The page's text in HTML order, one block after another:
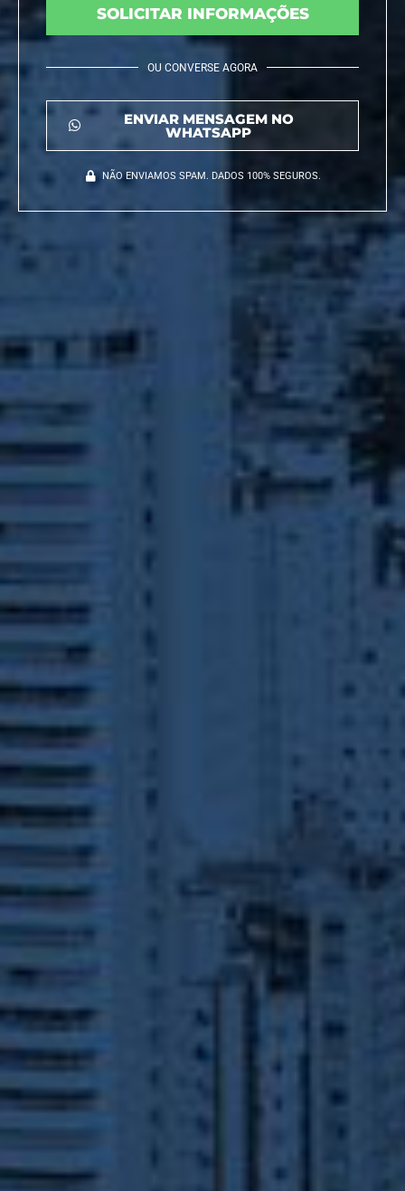
SOLICITAR INFORMAÇÕES
OU CONVERSE AGORA
ENVIAR MENSAGEM NO
WHATSAPP
NÃO ENVIAMOS SPAM. DADOS 100% SEGUROS.